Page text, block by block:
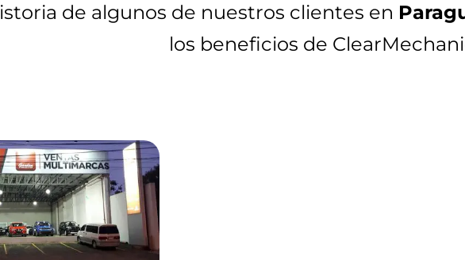
de algunos de nuestros clientes en
los beneficios de